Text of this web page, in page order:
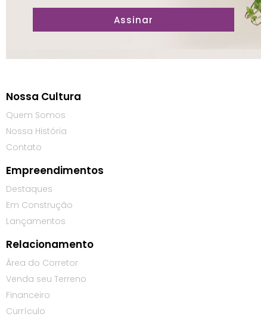
Assinar
Nossa Cultura
Quem Somos
Nossa História
Contato
Empreendimentos
Destaques
Em Construção
Lançamentos
Relacionamento
Área do Corretor
Venda seu Terreno
Financeiro
Currículo